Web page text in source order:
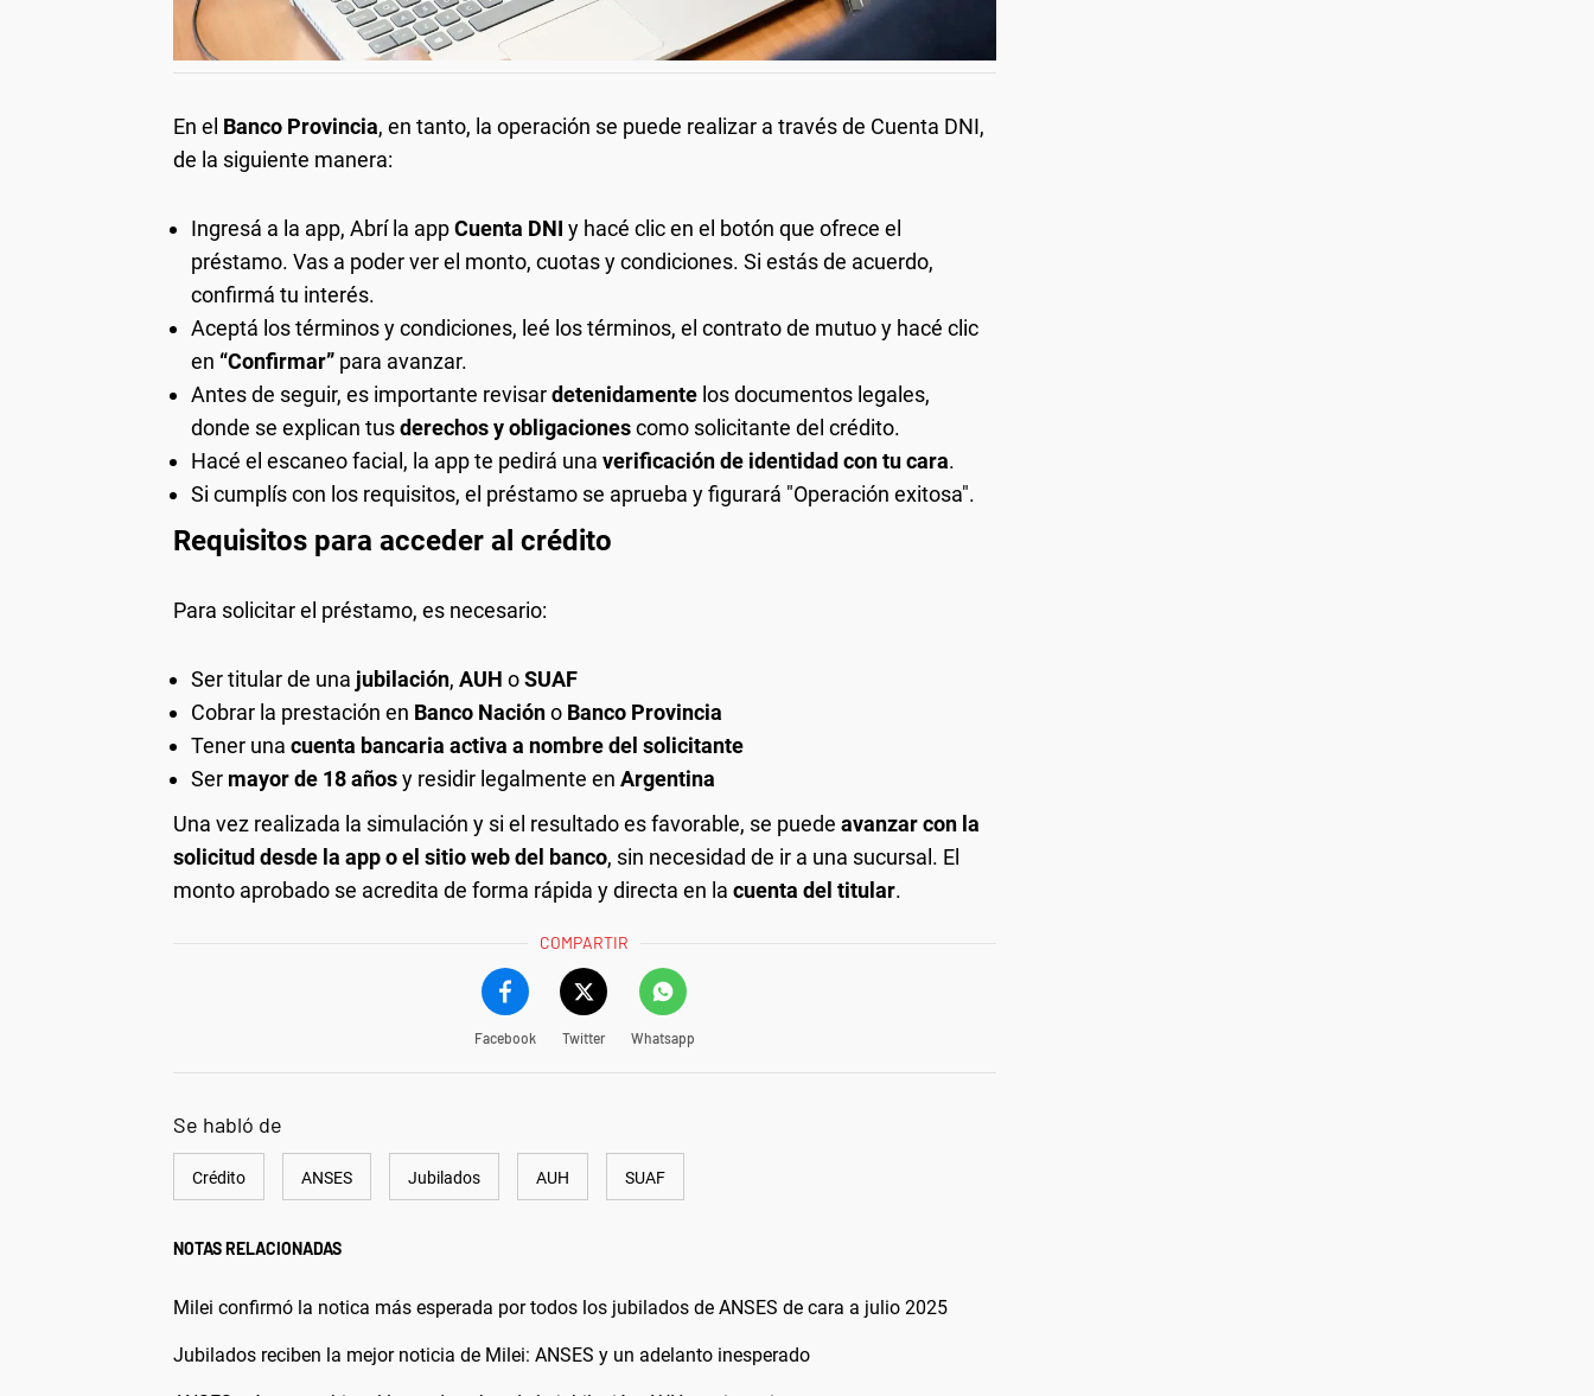
En el Banco Provincia, en tanto, la operación se puede realizar a través de Cuenta DNI,
de la siguiente manera:
Ingresá a la app, Abrí la appCuenta DNI y hacé clic en el botón que ofrece el
préstamo. Vas a poder ver el monto, cuotas y condiciones. Si estás de acuerdo,
confirmá tu interés.
Aceptá los términos y condiciones, leé los términos, el contrato de mutuo y hacé clic
en “Confirmar” para avanzar.
Antes de seguir, es importante revisardetenidamente los documentos legales,
donde se explican tusderechos y obligacionescomo solicitante del crédito.
Hacé el escaneo facial, la app te pedirá una verificación de identidad con tu cara.
Si cumplís con los requisitos, el préstamo se aprueba y figurará "Operación exitosa".
Requisitos para acceder al crédito
Para solicitar el préstamo, es necesario:
Ser titular de una jubilación, AUH oSUAF
Cobrar la prestación en Banco Nacióno Banco Provincia
Tener una cuenta bancaria activa a nombre del solicitante
Ser mayor de 18 añosy residir legalmente en Argentina
Una vez realizada la simulación y si el resultado es favorable, se puede avanzar con la
solicitud desde la app o el sitio web del banco, sin necesidad de ir a una sucursal. El
monto aprobado se acredita de forma rápida y directa en la cuenta del titular.
COMPARTIR
Facebook Twitter Whatsapp
Se habló de
Crédito ANSES Jubilados AUH SUAF
NOTAS RELACIONADAS
Milei confirmó la notica más esperada por todos los jubilados de ANSES de cara a julio 2025
Jubilados reciben la mejor noticia de Milei: ANSES y un adelanto inesperado